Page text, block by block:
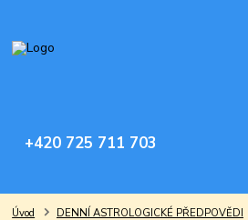
+420 725 711 703
Úvod DENNÍ ASTROLOGICKÉ PŘEDPOVĚDI